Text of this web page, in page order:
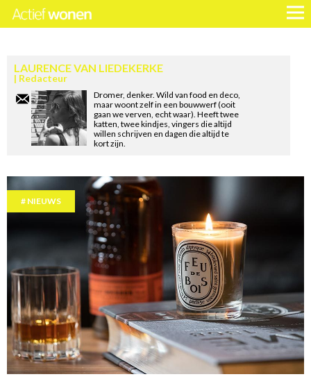
LAURENCE VAN LIEDEKERKE
Redacteur
Dromer, denker. Wild van food en deco,
maar woont zelf in een bouwwerf (ooit
gaan we verven, echt waar). Heeft twee
katten, twee kindjes, vingers die altijd
willen schrijven en dagen die altijd te
kort zijn.
NIEUWS